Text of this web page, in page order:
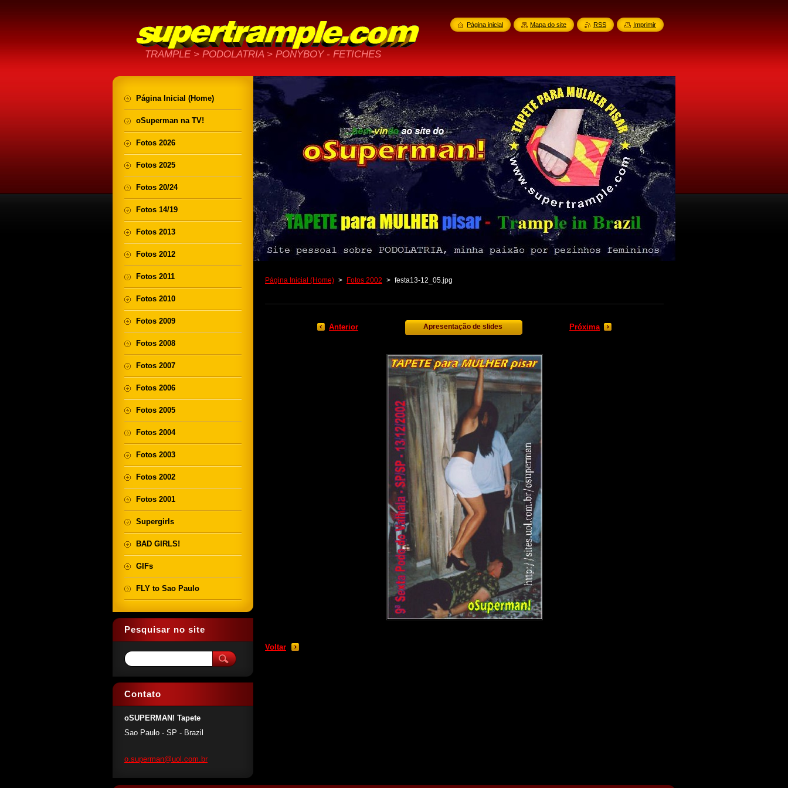
TRAMPLE > PODOLATRIA > PONYBOY - FETICHES
Página Inicial (Home) > Fotos 2002 > festa13-12_05.jpg
Anterior Apresentação de slides Próxima
Voltar
Página Inicial (Home)
oSuperman na TV!
Fotos 2026
Fotos 2025
Fotos 20/24
Fotos 14/19
Fotos 2013
Fotos 2012
Fotos 2011
Fotos 2010
Fotos 2009
Fotos 2008
Fotos 2007
Fotos 2006
Fotos 2005
Fotos 2004
Fotos 2003
Fotos 2002
Fotos 2001
Supergirls
BAD GIRLS!
GIFs
FLY to Sao Paulo
Pesquisar no site
Contato
oSUPERMAN! Tapete
Sao Paulo - SP - Brazil
o.superman@uol.com.br
Página inicial Mapa do site RSS Imprimir